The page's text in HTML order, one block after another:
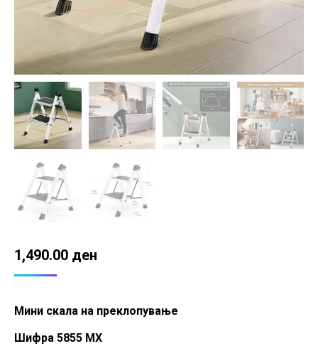
1,490.00 ден
Мини скала на преклопување
Шифра 5855 MX